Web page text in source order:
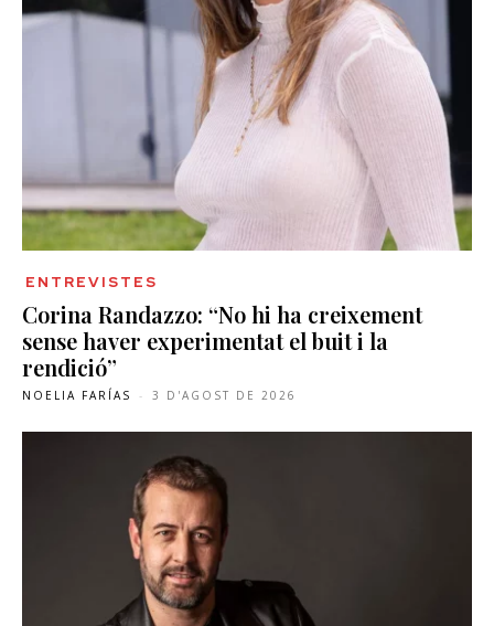
ENTREVISTES
Corina Randazzo: “No hi ha creixement
sense haver experimentat el buit i la
rendició”
NOELIA FARÍAS - 3 D'AGOST DE 2026